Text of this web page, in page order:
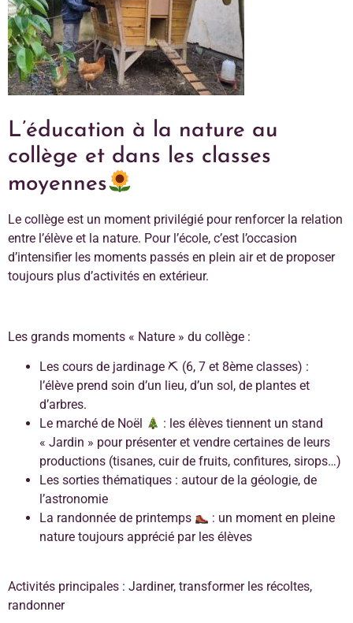
L’éducation à la nature au
collège et dans les classes
moyennes
Le collège est un moment privilégié pour renforcer la relation
entre l’élève et la nature. Pour l’école, c’est l’occasion
d’intensifier les moments passés en plein air et de proposer
toujours plus d’activités en extérieur.
Les grands moments « Nature » du collège :
Les cours de jardinage ⛏ (6, 7 et 8ème classes) :
l’élève prend soin d’un lieu, d’un sol, de plantes et
d’arbres.
Le marché de Noël
: les élèves tiennent un stand
« Jardin » pour présenter et vendre certaines de leurs
productions (tisanes, cuir de fruits, confitures, sirops…)
Les sorties thématiques : autour de la géologie, de
l’astronomie
La randonnée de printemps
: un moment en pleine
nature toujours apprécié par les élèves
Activités principales : Jardiner, transformer les récoltes,
randonner